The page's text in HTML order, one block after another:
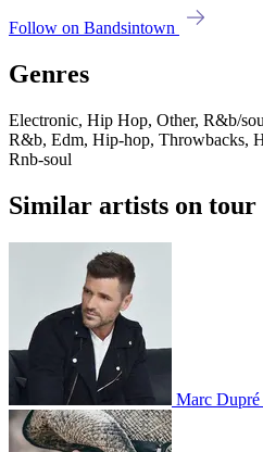
Follow on Bandsintown
Genres
Electronic, Hip Hop, Other, R&b/
R&b, Edm, Hip-hop, Throwbacks,
Rnb-soul
Similar artists on tour
Marc Dupré